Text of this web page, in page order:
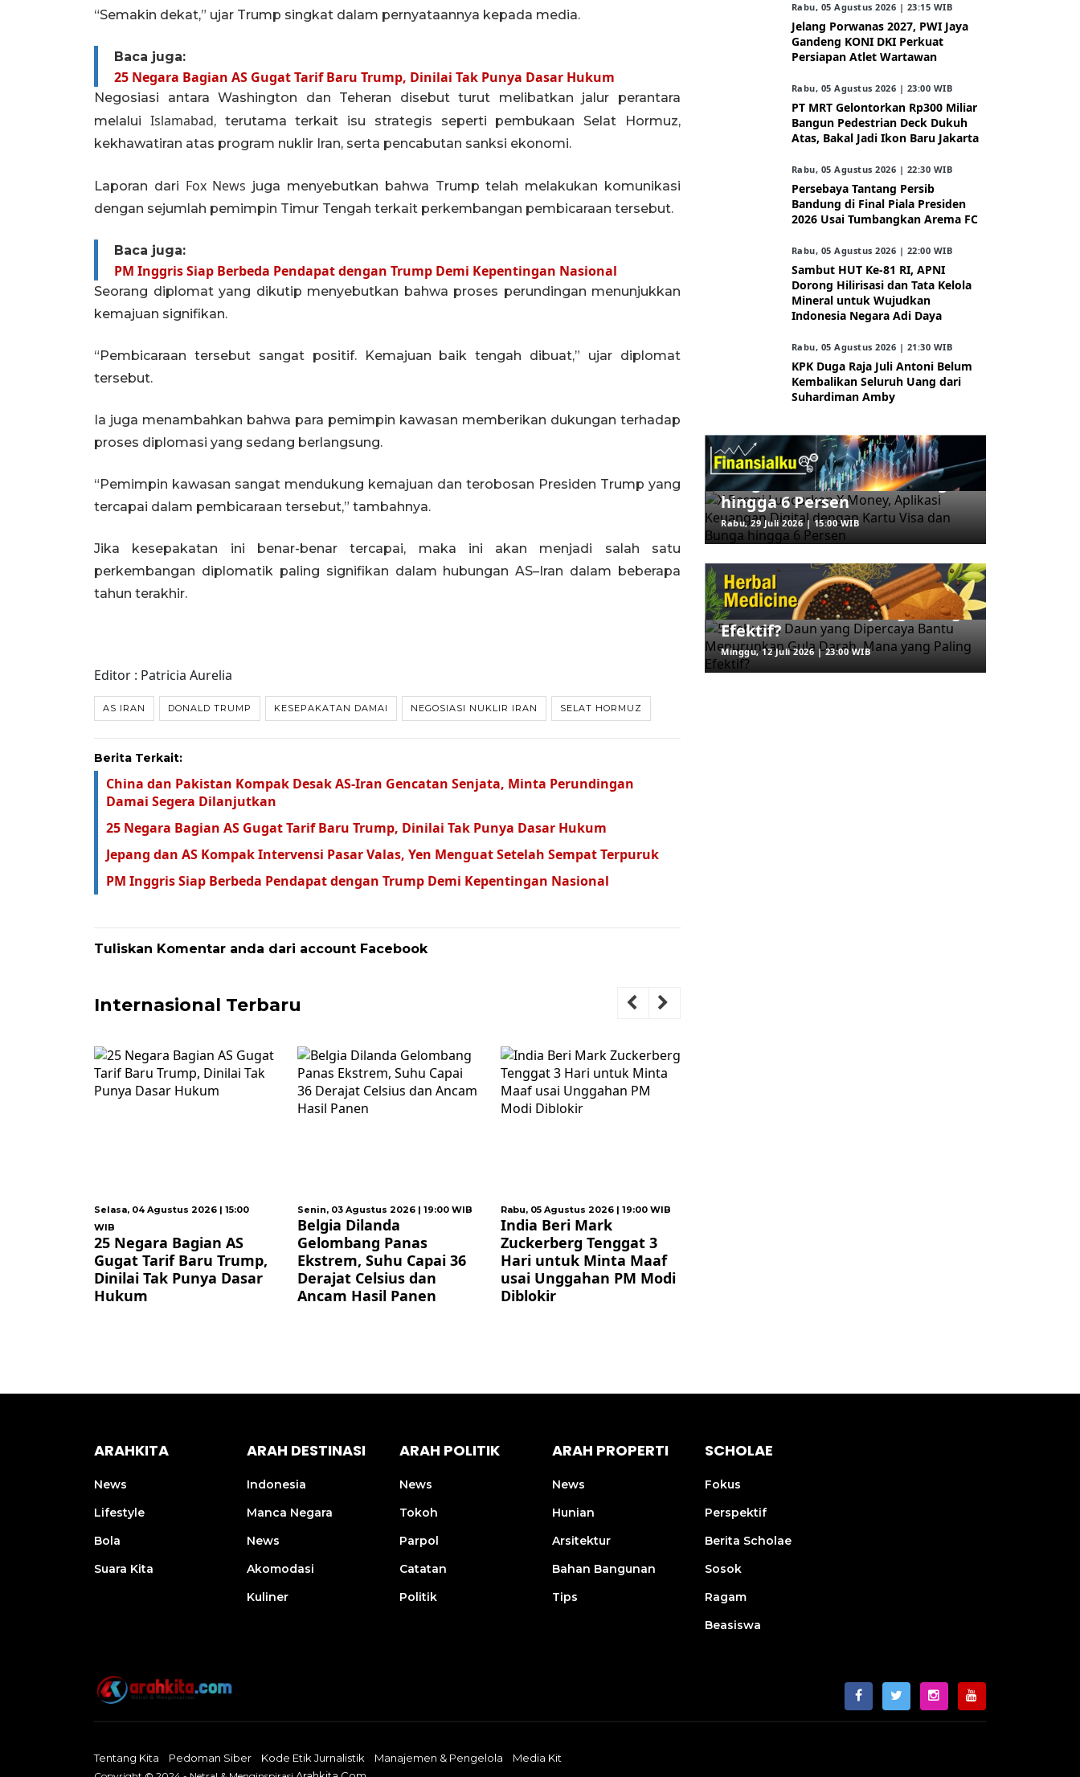
“Semakin dekat,” ujar Trump singkat dalam pernyataannya kepada media.
Baca juga:
25 Negara Bagian AS Gugat Tarif Baru Trump, Dinilai Tak Punya Dasar Hukum
Negosiasi antara Washington dan Teheran disebut turut melibatkan jalur perantara
melalui Islamabad, terutama terkait isu strategis seperti pembukaan Selat Hormuz,
kekhawatiran atas program nuklir Iran, serta pencabutan sanksi ekonomi.
Laporan dari Fox News juga menyebutkan bahwa Trump telah melakukan komunikasi
dengan sejumlah pemimpin Timur Tengah terkait perkembangan pembicaraan tersebut.
Baca juga:
PM Inggris Siap Berbeda Pendapat dengan Trump Demi Kepentingan Nasional
Seorang diplomat yang dikutip menyebutkan bahwa proses perundingan menunjukkan
kemajuan signifikan.
“Pembicaraan tersebut sangat positif. Kemajuan baik tengah dibuat,” ujar diplomat
tersebut.
Ia juga menambahkan bahwa para pemimpin kawasan memberikan dukungan terhadap
proses diplomasi yang sedang berlangsung.
“Pemimpin kawasan sangat mendukung kemajuan dan terobosan Presiden Trump yang
tercapai dalam pembicaraan tersebut,” tambahnya.
Jika kesepakatan ini benar-benar tercapai, maka ini akan menjadi salah satu
perkembangan diplomatik paling signifikan dalam hubungan AS–Iran dalam beberapa
tahun terakhir.
Editor : Patricia Aurelia
AS IRAN DONALD TRUMP KESEPAKATAN DAMAI NEGOSIASI NUKLIR IRAN SELAT HORMUZ
Berita Terkait:
China dan Pakistan Kompak Desak AS-Iran Gencatan Senjata, Minta Perundingan
Damai Segera Dilanjutkan
25 Negara Bagian AS Gugat Tarif Baru Trump, Dinilai Tak Punya Dasar Hukum
Jepang dan AS Kompak Intervensi Pasar Valas, Yen Menguat Setelah Sempat Terpuruk
PM Inggris Siap Berbeda Pendapat dengan Trump Demi Kepentingan Nasional
Tuliskan Komentar anda dari account Facebook
Internasional Terbaru
Baru Trump,
Punya Dasar
Senin, 03 Agustus 2026 | 19:00 WIB
Gelombang Panas
Ekstrem, Suhu Capai 36
Derajat Celsius dan
Ancam Hasil Panen
Rabu, 05 Agustus 2026 | 19:00 WIB
India Beri Mark
Zuckerberg Tenggat 3
Hari untuk Minta Maaf
usai Unggahan PM Modi
Diblokir
Selasa, 04 Agustus 2026 | 21:00
WIB
PM Thailand Dorong
Pendekatan Bertahap
ASEAN untuk Atasi Krisis
Myanmar
Rabu, 05 Agustus 2026 | 23:15 WIB
Jelang Porwanas 2027, PWI Jaya
Gandeng KONI DKI Perkuat
Persiapan Atlet Wartawan
Rabu, 05 Agustus 2026 | 23:00 WIB
PT MRT Gelontorkan Rp300 Miliar
Bangun Pedestrian Deck Dukuh
Atas, Bakal Jadi Ikon Baru Jakarta
Rabu, 05 Agustus 2026 | 22:30 WIB
Persebaya Tantang Persib
Bandung di Final Piala Presiden
2026 Usai Tumbangkan Arema FC
Rabu, 05 Agustus 2026 | 22:00 WIB
Sambut HUT Ke-81 RI, APNI
Dorong Hilirisasi dan Tata Kelola
Mineral untuk Wujudkan
Indonesia Negara Adi Daya
Rabu, 05 Agustus 2026 | 21:30 WIB
KPK Duga Raja Juli Antoni Belum
Kembalikan Seluruh Uang dari
Suhardiman Amby
X Resmi Luncurkan X Money,
Aplikasi Keuangan Digital
dengan Kartu Visa dan Bunga
hingga 6 Persen
Rabu, 29 Juli 2026 | 15:00 WIB
5 Rebusan Daun yang
Dipercaya Bantu Menurunkan
Gula Darah, Mana yang Paling
Efektif?
Minggu, 12 Juli 2026 | 23:00 WIB
ARAHKITA
News
Lifestyle
Bola
Suara Kita
ARAH DESTINASI
Indonesia
Manca Negara
News
Akomodasi
Kuliner
ARAH POLITIK
News
Tokoh
Parpol
Catatan
Politik
ARAH PROPERTI
News
Hunian
Arsitektur
Bahan Bangunan
Tips
SCHOLAE
Fokus
Perspektif
Berita Scholae
Sosok
Ragam
Beasiswa
Tentang Kita Pedoman Siber Kode Etik Jurnalistik Manajemen & Pengelola Media Kit